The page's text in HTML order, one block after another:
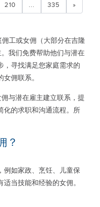
210 ... 335 »
工或女佣（大部分在吉隆
我们免费帮助他们与潜在
，寻找满足您家庭需求的
佣联系。
与潜在雇主建立联系，提
化的求职和沟通流程。所
？
例如家政、烹饪、儿童保
当技能和经验的女佣。